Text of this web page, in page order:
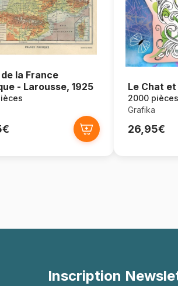
la France
- Larousse, 1925
Le Chat
2000 pièces
Grafika
26,95€
Inscription